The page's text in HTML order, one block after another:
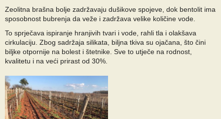
Zeolitna brašna bolje zadržavaju dušikove spojeve, dok bentolit ima
sposobnost bubrenja da veže i zadržava velike količine vode.
To sprječava ispiranje hranjivih tvari i vode, rahli tla i olakšava
cirkulaciju. Zbog sadržaja silikata, biljna tkiva su ojačana, što čini
biljke otpornije na bolest i štetnike. Sve to utječe na rodnost,
kvalitetu i na veći prirast od 30%.